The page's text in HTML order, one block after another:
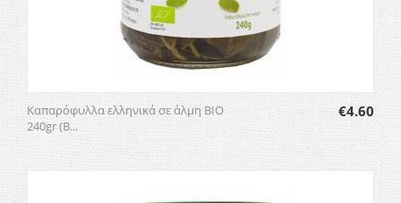
Καπαρόφυλλα ελληνικά σε άλμη ΒΙΟ
240gr (Β...
€4.60